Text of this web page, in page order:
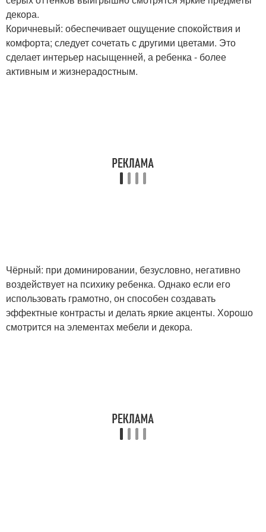
декора.
Коричневый: обеспечивает ощущение спокойствия и
комфорта; следует сочетать с другими цветами. Это
сделает интерьер насыщенней, а ребенка - более
активным и жизнерадостным.
Чёрный: при доминировании, безусловно, негативно
воздействует на психику ребенка. Однако если его
использовать грамотно, он способен создавать
эффектные контрасты и делать яркие акценты. Хорошо
смотрится на элементах мебели и декора.